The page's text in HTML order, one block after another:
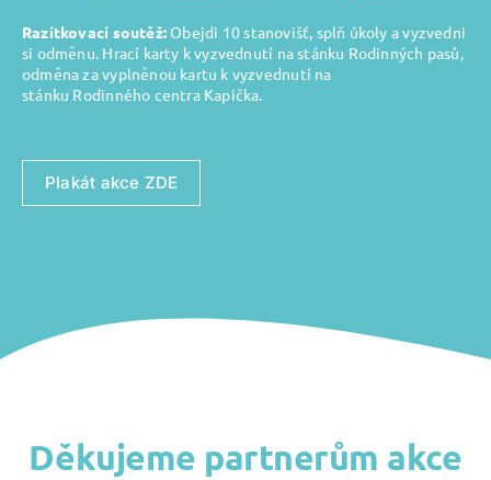
Razítkovací soutěž:Obejdi 10 stanovišť, splň úkoly a vyzvedni
si odměnu. Hrací karty k vyzvednutí na stánku Rodinných pasů,
odměna za vyplněnou kartu k vyzvednutí na
stánku Rodinného centra Kapička.
Plakát akce ZDE
Děkujeme partnerům akce